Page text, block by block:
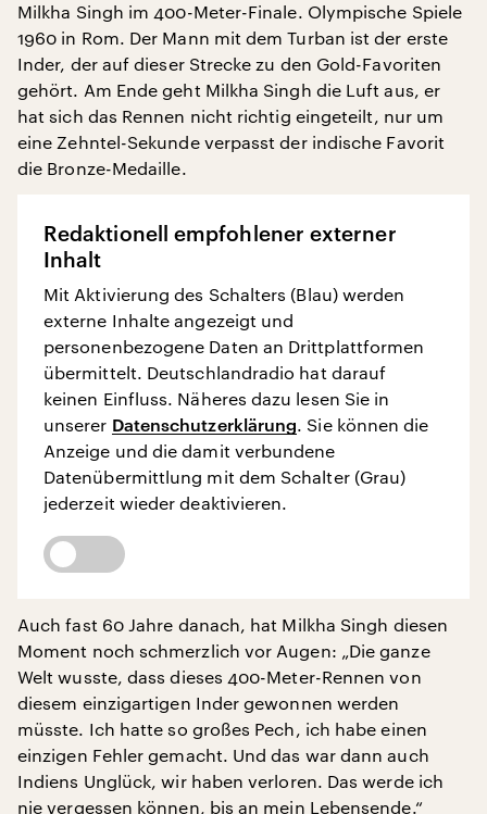
Milkha Singh im 400-Meter-Finale. Olympische Spiele
1960 in Rom. Der Mann mit dem Turban ist der erste
Inder, der auf dieser Strecke zu den Gold-Favoriten
gehört. Am Ende geht Milkha Singh die Luft aus, er
hat sich das Rennen nicht richtig eingeteilt, nur um
eine Zehntel-Sekunde verpasst der indische Favorit
die Bronze-Medaille.
Redaktionell empfohlener externer
Inhalt
Mit Aktivierung des Schalters (Blau) werden
externe Inhalte angezeigt und
personenbezogene Daten an Drittplattformen
übermittelt. Deutschlandradio hat darauf
keinen Einfluss. Näheres dazu lesen Sie in
unserer Datenschutzerklärung. Sie können die
Anzeige und die damit verbundene
Datenübermittlung mit dem Schalter (Grau)
jederzeit wieder deaktivieren.
Auch fast 60 Jahre danach, hat Milkha Singh diesen
Moment noch schmerzlich vor Augen: „Die ganze
Welt wusste, dass dieses 400-Meter-Rennen von
diesem einzigartigen Inder gewonnen werden
müsste. Ich hatte so großes Pech, ich habe einen
einzigen Fehler gemacht. Und das war dann auch
Indiens Unglück, wir haben verloren. Das werde ich
nie vergessen können, bis an mein Lebensende.“